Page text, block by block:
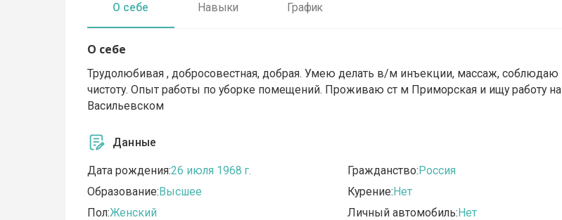
О себе Навыки График
О себе
Трудолюбивая , добросовестная, добрая. Умею делать в/м инъекции, массаж, соблюдаю
чистоту. Опыт работы по уборке помещений. Проживаю ст м Приморская и ищу работу на
Васильевском
Данные
Дата рождения:26 июля 1968 г.
Образование:Высшее
Пол:Женский
Гражданство:Россия
Курение:Нет
Личный автомобиль:Нет